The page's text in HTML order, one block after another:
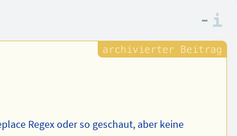
–
Regex oder so geschaut, aber keine